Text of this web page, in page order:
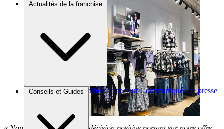
Actualités de la franchise
Brèves et actus Actualités du secteur Communiqués de presse
Conseils et Guides